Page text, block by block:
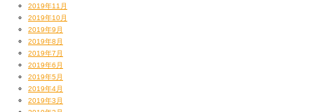
2019年11月
2019年10月
2019年9月
2019年8月
2019年7月
2019年6月
2019年5月
2019年4月
2019年3月